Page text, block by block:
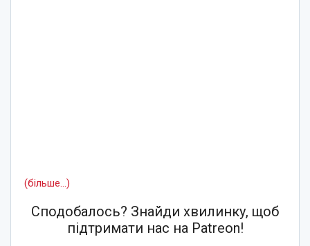
(більше…)
Сподобалось? Знайди хвилинку, щоб
підтримати нас на Patreon!